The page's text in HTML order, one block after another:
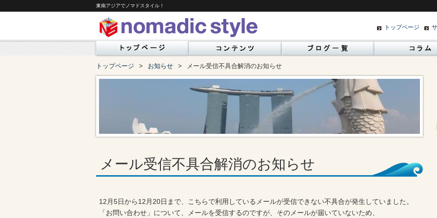
東南アジアでノマドスタイル！
トップページ
トップページ お知らせ メール受信不具合解消のお知らせ
メール受信不具合解消のお知らせ
12月5日から12月20日まで、こちらで利用しているメールが受信できない不具合が発生していました。
「お問い合わせ」について、メールを受信するのですが、そのメールが届いていないため、